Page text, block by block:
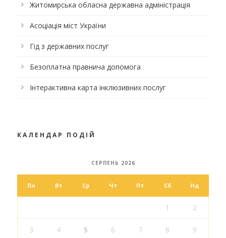
Житомирська обласна державна адміністрація
Асоціація міст України
Гід з державних послуг
Безоплатна правнича допомога
Інтерактивна карта інклюзивних послуг
КАЛЕНДАР ПОДІЙ
СЕРПЕНЬ 2026
Пн Вт Ср Чт Пт Сб Нд
1 2
3 4 5 6 7 8 9